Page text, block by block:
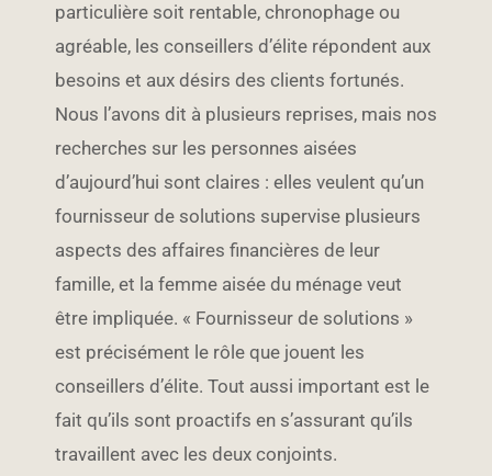
particulière soit rentable, chronophage ou
agréable, les conseillers d’élite répondent aux
besoins et aux désirs des clients fortunés.
Nous l’avons dit à plusieurs reprises, mais nos
recherches sur les personnes aisées
d’aujourd’hui sont claires : elles veulent qu’un
fournisseur de solutions supervise plusieurs
aspects des affaires financières de leur
famille, et la femme aisée du ménage veut
être impliquée. « Fournisseur de solutions »
est précisément le rôle que jouent les
conseillers d’élite. Tout aussi important est le
fait qu’ils sont proactifs en s’assurant qu’ils
travaillent avec les deux conjoints.